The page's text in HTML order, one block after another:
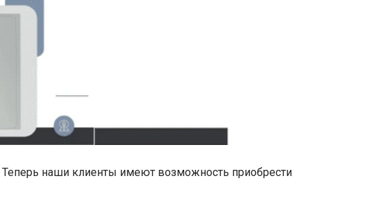
Теперь наши клиенты имеют возможность приобрести